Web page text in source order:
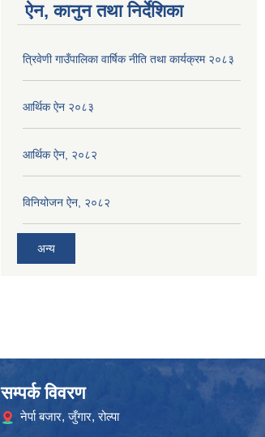
ऐन, कानुन तथा निर्देशिका
त्रिवेणी गाउँपालिका वार्षिक नीति तथा कार्यक्रम २०८३
आर्थिक ऐन २०८३
आर्थिक ऐन, २०८२
विनियोजन ऐन, २०८२
अन्य
सम्पर्क विवरण
नेर्पा बजार, जुँगार, रोल्पा